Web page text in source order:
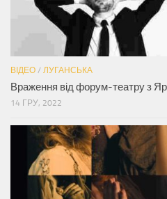
ВІДЕО / ЛУГАНСЬКА
Враження від форум-театру з
14 ГРУ, 2022